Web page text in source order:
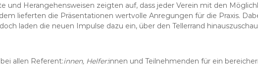
und Herangehensweisen zeigten auf, dass jeder Verein mit den
lieferten die Präsentationen wertvolle Anregungen für die Praxis.
laden die neuen Impulse dazu ein, über den Tellerrand
allen Referent:innen, Helfer:innen und Teilnehmenden für ein